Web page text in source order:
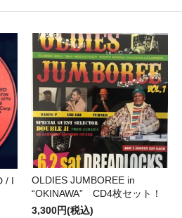
/ I
OLDIES JUMBOREE in
“OKINAWA” CD4枚セット！
3,300円(税込)